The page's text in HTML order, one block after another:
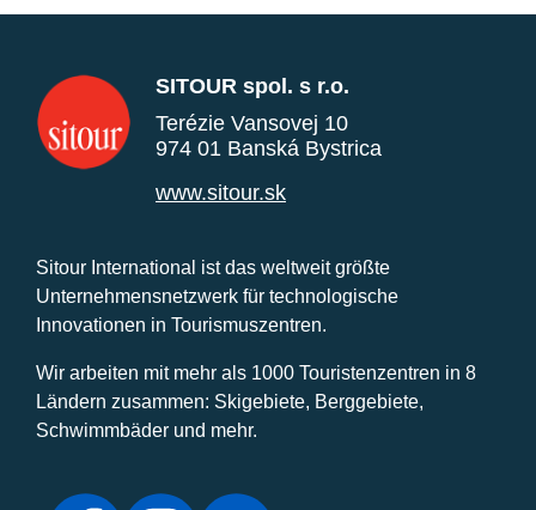
SITOUR spol. s r.o.
Terézie Vansovej 10
974 01 Banská Bystrica
www.sitour.sk
Sitour International ist das weltweit größte
Unternehmensnetzwerk für technologische
Innovationen in Tourismuszentren.
Wir arbeiten mit mehr als 1000 Touristenzentren in 8
Ländern zusammen: Skigebiete, Berggebiete,
Schwimmbäder und mehr.